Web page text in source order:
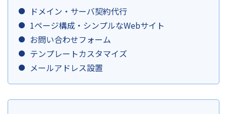
ドメイン・サーバ契約代行
1ページ構成・シンプルなWebサイト
お問い合わせフォーム
テンプレートカスタマイズ
メールアドレス設置